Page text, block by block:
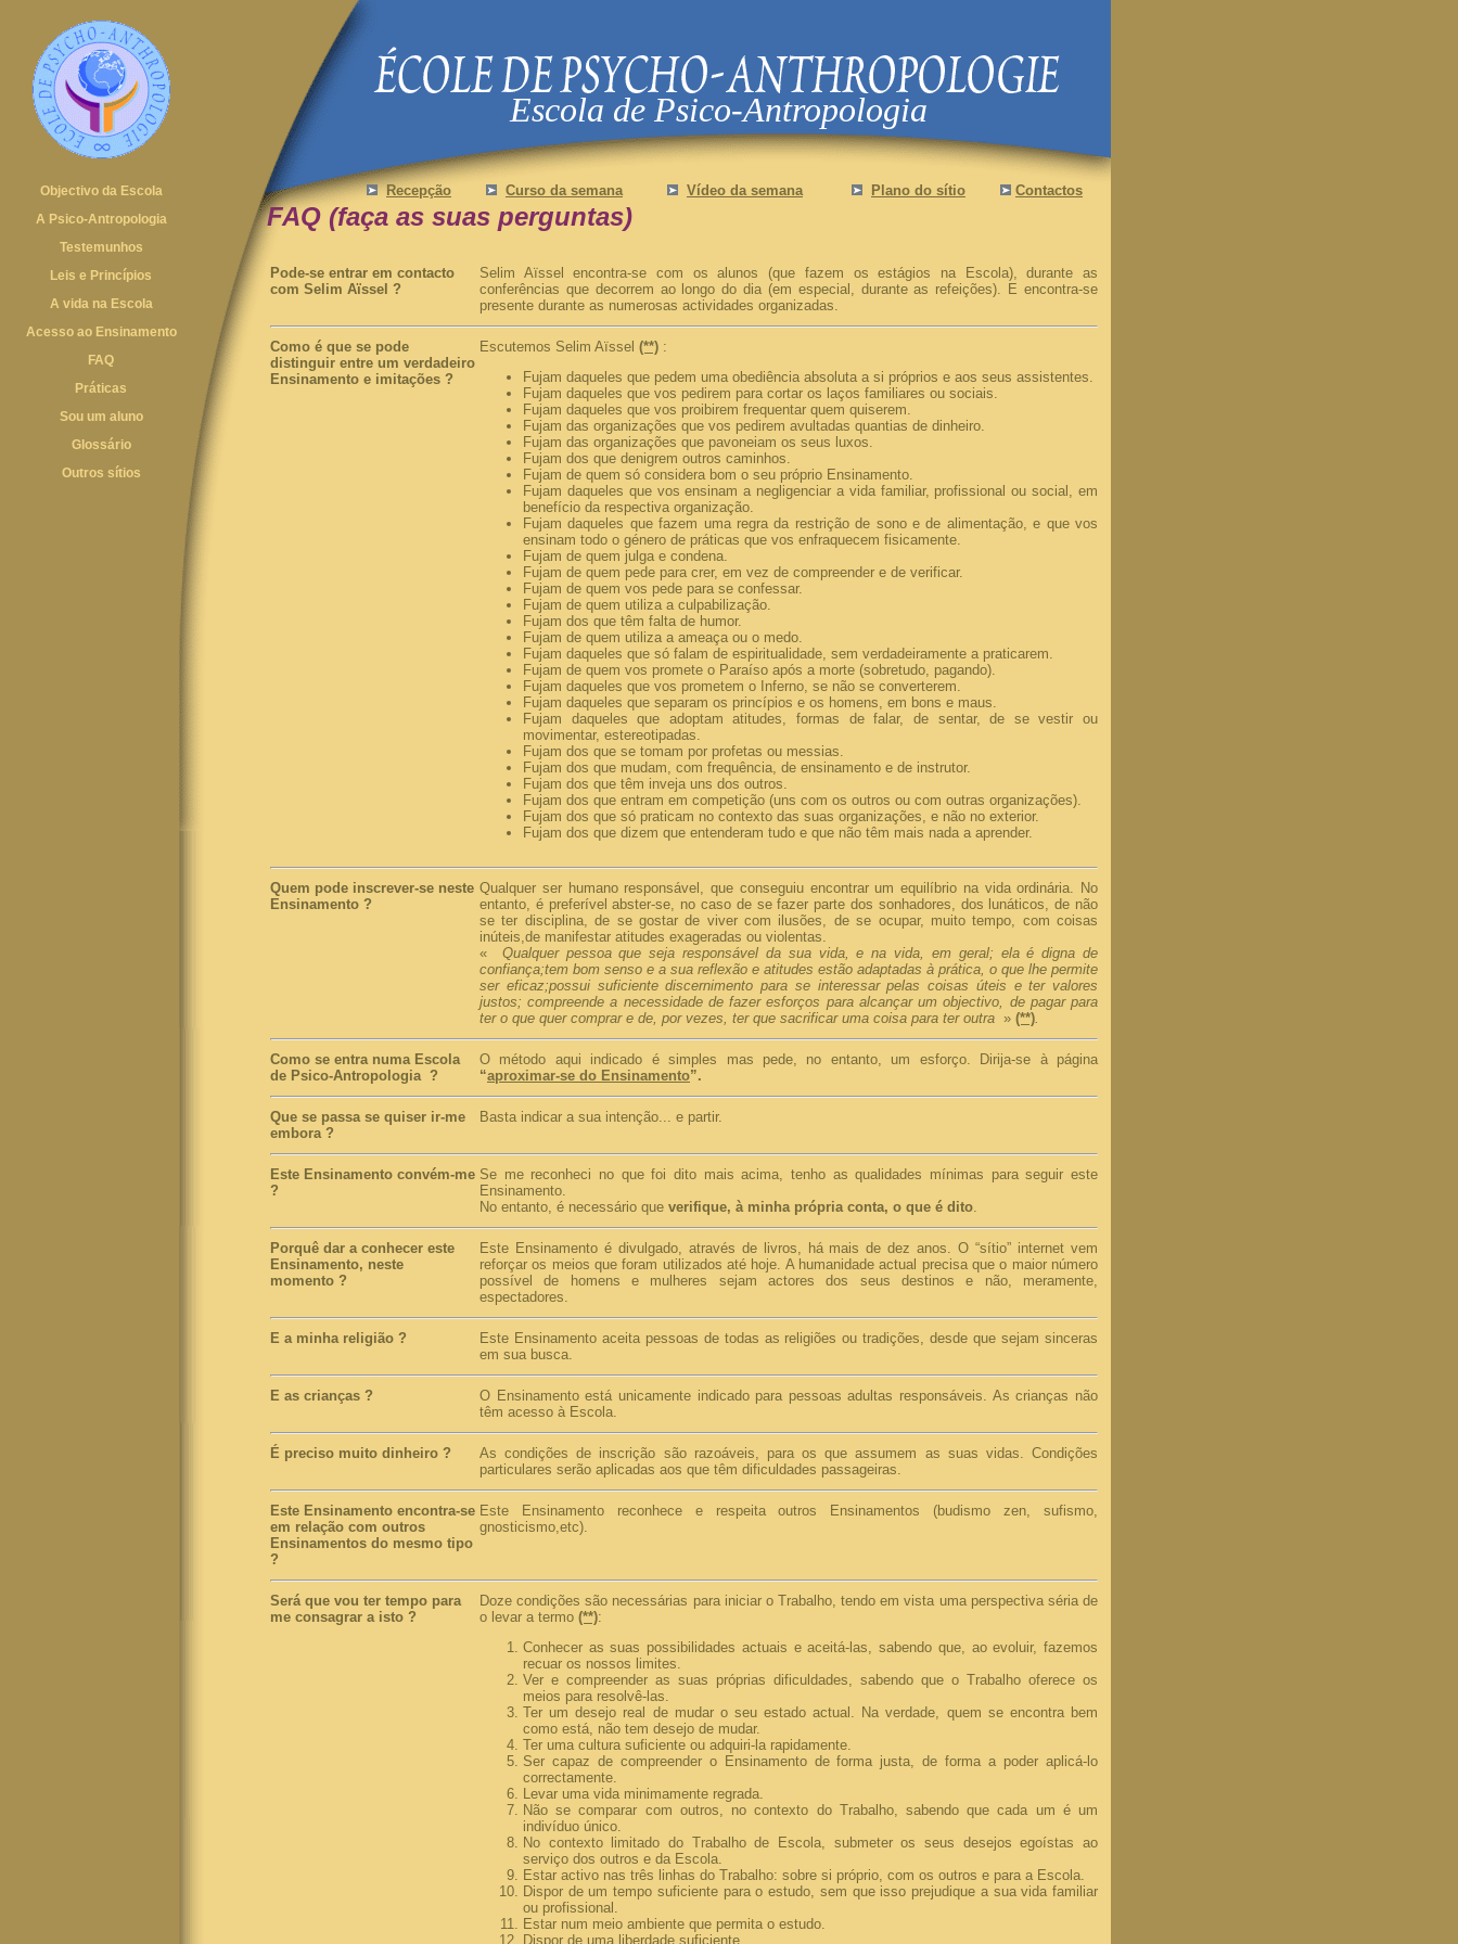
Escola de Psico-Antropologia
Recepção Curso da semana Vídeo da semana Plano do sítio Contactos
FAQ (faça as suas perguntas)
Pode-se entrar em contacto
com Selim Aïssel ?
Selim Aïssel encontra-se com os alunos (que fazem os estágios na Escola), durante as
conferências que decorrem ao longo do dia (em especial, durante as refeições). E encontra-se
presente durante as numerosas actividades organizadas.
Como é que se pode
distinguir entre um verdadeiro
Ensinamento e imitações ?
Escutemos Selim Aïssel (**) :
Fujam daqueles que pedem uma obediência absoluta a si próprios e aos seus assistentes.
Fujam daqueles que vos pedirem para cortar os laços familiares ou sociais.
Fujam daqueles que vos proibirem frequentar quem quiserem.
Fujam das organizações que vos pedirem avultadas quantias de dinheiro.
Fujam das organizações que pavoneiam os seus luxos.
Fujam dos que denigrem outros caminhos.
Fujam de quem só considera bom o seu próprio Ensinamento.
Fujam daqueles que vos ensinam a negligenciar a vida familiar, profissional ou social, em
benefício da respectiva organização.
Fujam daqueles que fazem uma regra da restrição de sono e de alimentação, e que vos
ensinam todo o género de práticas que vos enfraquecem fisicamente.
Fujam de quem julga e condena.
Fujam de quem pede para crer, em vez de compreender e de verificar.
Fujam de quem vos pede para se confessar.
Fujam de quem utiliza a culpabilização.
Fujam dos que têm falta de humor.
Fujam de quem utiliza a ameaça ou o medo.
Fujam daqueles que só falam de espiritualidade, sem verdadeiramente a praticarem.
Fujam de quem vos promete o Paraíso após a morte (sobretudo, pagando).
Fujam daqueles que vos prometem o Inferno, se não se converterem.
Fujam daqueles que separam os princípios e os homens, em bons e maus.
Fujam daqueles que adoptam atitudes, formas de falar, de sentar, de se vestir ou
movimentar, estereotipadas.
Fujam dos que se tomam por profetas ou messias.
Fujam dos que mudam, com frequência, de ensinamento e de instrutor.
Fujam dos que têm inveja uns dos outros.
Fujam dos que entram em competição (uns com os outros ou com outras organizações).
Fujam dos que só praticam no contexto das suas organizações, e não no exterior.
Fujam dos que dizem que entenderam tudo e que não têm mais nada a aprender.
Quem pode inscrever-se neste
Ensinamento ?
Qualquer ser humano responsável, que conseguiu encontrar um equilíbrio na vida ordinária. No
entanto, é preferível abster-se, no caso de se fazer parte dos sonhadores, dos lunáticos, de não
se ter disciplina, de se gostar de viver com ilusões, de se ocupar, muito tempo, com coisas
inúteis,de manifestar atitudes exageradas ou violentas.
« Qualquer pessoa que seja responsável da sua vida, e na vida, em geral; ela é digna de
confiança;tem bom senso e a sua reflexão e atitudes estão adaptadas à prática, o que lhe permite
ser eficaz;possui suficiente discernimento para se interessar pelas coisas úteis e ter valores
justos; compreende a necessidade de fazer esforços para alcançar um objectivo, de pagar para
ter o que quer comprar e de, por vezes, ter que sacrificar uma coisa para ter outra » (**).
Como se entra numa Escola
de Psico-Antropologia?
O método aqui indicado é simples mas pede, no entanto, um esforço. Dirija-se à página
“aproximar-se do Ensinamento”.
Que se passa se quiser ir-me
embora?
Basta indicar a sua intenção... e partir.
Este Ensinamento convém-me
?
Se me reconheci no que foi dito mais acima, tenho as qualidades mínimas para seguir este
Ensinamento.
No entanto, é necessário que verifique, à minha própria conta, o que é dito.
Porquê dar a conhecer este
Ensinamento, neste
momento ?
Este Ensinamento é divulgado, através de livros, há mais de dez anos. O “sítio” internet vem
reforçar os meios que foram utilizados até hoje. A humanidade actual precisa que o maior número
possível de homens e mulheres sejam actores dos seus destinos e não, meramente,
espectadores.
E a minha religião ?
Este Ensinamento aceita pessoas de todas as religiões ou tradições, desde que sejam sinceras
em sua busca.
E as crianças ?
O Ensinamento está unicamente indicado para pessoas adultas responsáveis. As crianças não
têm acesso à Escola.
É preciso muito dinheiro ?
As condições de inscrição são razoáveis, para os que assumem as suas vidas. Condições
particulares serão aplicadas aos que têm dificuldades passageiras.
Este Ensinamento encontra-se
em relação com outros
Ensinamentos do mesmo tipo
?
Este Ensinamento reconhece e respeita outros Ensinamentos (budismo zen, sufismo,
gnosticismo,etc).
Será que vou ter tempo para
me consagrar a isto ?
Doze condições são necessárias para iniciar o Trabalho, tendo em vista uma perspectiva séria de
o levar a termo (**):
Conhecer as suas possibilidades actuais e aceitá-las, sabendo que, ao evoluir, fazemos
recuar os nossos limites.
Ver e compreender as suas próprias dificuldades, sabendo que o Trabalho oferece os
meios para resolvê-las.
Ter um desejo real de mudar o seu estado actual. Na verdade, quem se encontra bem
como está, não tem desejo de mudar.
Ter uma cultura suficiente ou adquiri-la rapidamente.
Ser capaz de compreender o Ensinamento de forma justa, de forma a poder aplicá-lo
correctamente.
Levar uma vida minimamente regrada.
Não se comparar com outros, no contexto do Trabalho, sabendo que cada um é um
indivíduo único.
No contexto limitado do Trabalho de Escola, submeter os seus desejos egoístas ao
serviço dos outros e da Escola.
Estar activo nas três linhas do Trabalho: sobre si próprio, com os outros e para a Escola.
Dispor de um tempo suficiente para o estudo, sem que isso prejudique a sua vida familiar
ou profissional.
Estar num meio ambiente que permita o estudo.
Dispor de uma liberdade suficiente.
Objectivo da Escola
A Psico-Antropologia
Testemunhos
Leis e Princípios
A vida na Escola
Acesso ao Ensinamento
FAQ
Práticas
Sou um aluno
Glossário
Outros sítios